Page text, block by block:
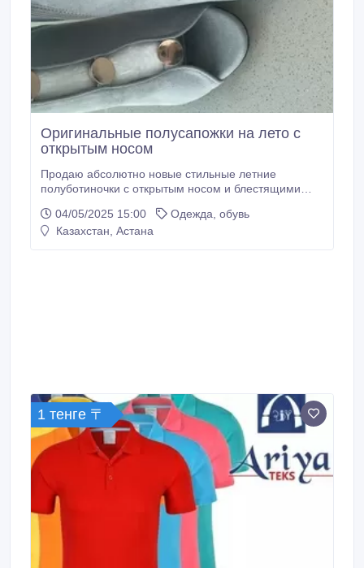
Оригинальные полусапожки на лето с
открытым носом
Продаю абсолютно новые стильные летние
полуботиночки с открытым носом и блестящими
— лёгкие, дышащие и невероятно удобные!.
04/05/2025 15:00
Одежда, обувь
Казахстан, Астана
1 тенге 〒